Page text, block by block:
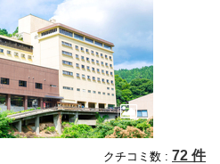
クチコミ数 : 72 件